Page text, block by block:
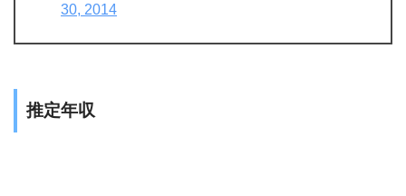
30, 2014
推定年収